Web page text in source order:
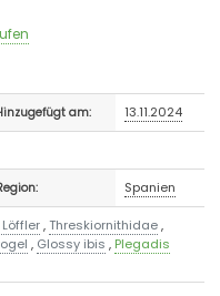
am: 13.11.2024
Spanien
,Threskiornithidae,
, Glossy ibis , Plegadis